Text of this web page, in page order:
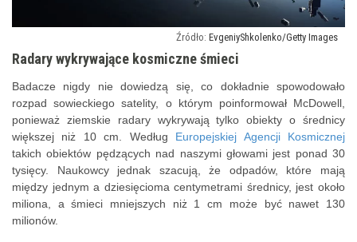
EvgeniyShkolenko/Getty Images
Radary wykrywające kosmiczne śmieci
Badacze nigdy nie dowiedzą się, co dokładnie spowodowało
rozpad sowieckiego satelity, o którym poinformował McDowell,
ponieważ ziemskie radary wykrywają tylko obiekty o średnicy
większej niż 10 cm. Według Europejskiej Agencji Kosmicznej
takich obiektów pędzących nad naszymi głowami jest ponad 30
tysięcy. Naukowcy jednak szacują, że odpadów, które mają
między jednym a dziesięcioma centymetrami średnicy, jest około
miliona, a śmieci mniejszych niż 1 cm może być nawet 130
milionów.